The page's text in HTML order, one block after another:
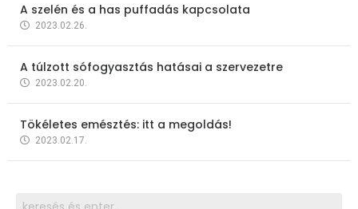
A szelén és a has puffadás kapcsolata
2023.02.26.
A túlzott sófogyasztás hatásai a szervezetre
2023.02.20.
Tökéletes emésztés: itt a megoldás!
2023.02.17.